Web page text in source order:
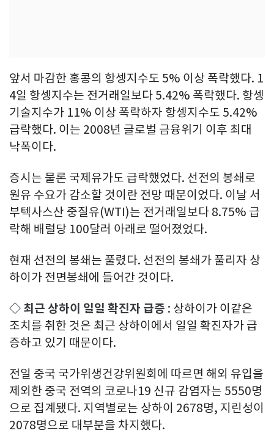
앞서 마감한 홍콩의 항셍지수도 5% 이상 폭락했다. 1
4일 항셍지수는 전거래일보다 5.42% 폭락했다. 항셍
기술지수가 11% 이상 폭락하자 항셍지수도 5.42%
급락했다. 이는 2008년 글로벌 금융위기 이후 최대
낙폭이다.
증시는 물론 국제유가도 급락했었다. 선전의 봉쇄로
원유 수요가 감소할 것이란 전망 때문이었다. 이날 서
부텍사스산 중질유(WTI)는 전거래일보다 8.75% 급
락해 배럴당 100달러 아래로 떨어졌었다.
현재 선전의 봉쇄는 풀렸다. 선전의 봉쇄가 풀리자 상
하이가 전면봉쇄에 들어간 것이다.
◇ 최근 상하이 일일 확진자 급증 : 상하이가 이같은
조치를 취한 것은 최근 상하이에서 일일 확진자가 급
증하고 있기 때문이다.
전일 중국 국가위생건강위원회에 따르면 해외 유입을
제외한 중국 전역의 코로나19 신규 감염자는 5550명
으로 집계됐다. 지역별로는 상하이 2678명, 지린성이
2078명으로 대부분을 차지했다.